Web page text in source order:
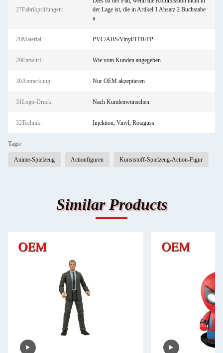
27Fabrikprüfungen:
der Lage ist, die in Artikel 1 Absatz 2 Buchstabe
a
28Material: PVC/ABS/Vinyl/TPR/PP
29Entwurf: Wie vom Kunden angegeben
30Anmerkung: Nur OEM akzeptieren
31Logo-Druck: Nach Kundenwünschen.
32Technik: Injektion, Vinyl, Rotaguss
Tags:
Anime-Spielzeug Actionfiguren Kunststoff-Spielzeug-Action-Figur
Similar Products